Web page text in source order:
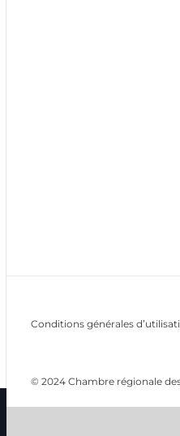
Conditions générales
© 2024 Chambre régionale